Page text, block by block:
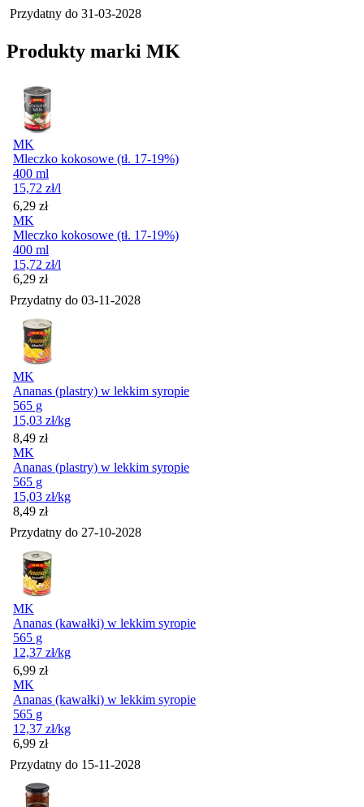
Przydatny do 31-03-2028
Produkty marki MK
MK
Mleczko kokosowe (tł. 17-19%)
400 ml
15,72 zł/l
Cena
6,29 zł
MK
Mleczko kokosowe (tł. 17-19%)
400 ml
15,72 zł/l
Cena
6,29 zł
Przydatny do 03-11-2028
MK
Ananas (plastry) w lekkim syropie
565 g
15,03 zł/kg
Cena
8,49 zł
MK
Ananas (plastry) w lekkim syropie
565 g
15,03 zł/kg
Cena
8,49 zł
Przydatny do 27-10-2028
MK
Ananas (kawałki) w lekkim syropie
565 g
12,37 zł/kg
Cena
6,99 zł
MK
Ananas (kawałki) w lekkim syropie
565 g
12,37 zł/kg
Cena
6,99 zł
Przydatny do 15-11-2028